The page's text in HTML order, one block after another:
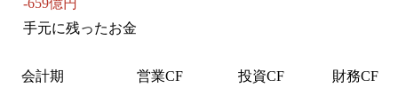
-659億円
手元に残ったお金
会計期 営業CF 投資CF 財務CF